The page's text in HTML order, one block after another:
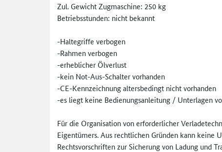
Zul. Gewicht Zugmaschine: 250 kg
Betriebsstunden: nicht bekannt
-Haltegriffe verbogen
-Rahmen verbogen
-erheblicher Ölverlust
-kein Not-Aus-Schalter vorhanden
-CE-Kennzeichnung altersbedingt nicht vorhanden
-es liegt keine Bedienungsanleitung / Unterlagen
Für die Organisation von erforderlicher
Eigentümers. Aus rechtlichen Gründen kann
Rechtsvorschriften zur Sicherung von Ladung und